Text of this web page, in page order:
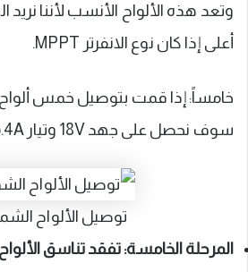
وتعد هذه الألواح الأنسب لأننا
أعلى إذا كان نوع الانفرتر MPPT.
سوف نحصل على جهد 18V وتيار 26.4A.
توصيل الألواح
المرحلة الخامسة: تفقد تناسق